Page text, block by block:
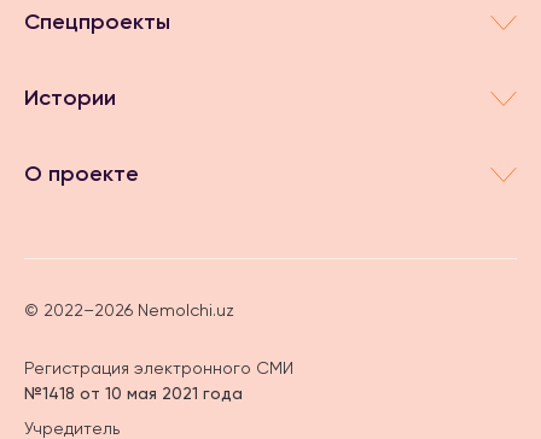
Спецпроекты
Истории
О проекте
© 2022–2026 Nemolchi.uz
Регистрация электронного СМИ
№1418 от 10 мая 2021 года
Учредитель